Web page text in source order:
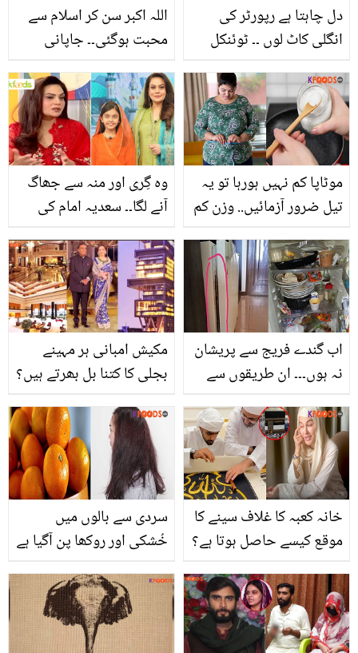
اللہ اکبر سن کر اسلام سے
محبت ہوگئی۔۔ جاپانی
طرح صحتیاب ہوا اور
کیسے اسلام قبول کیا؟
خوبصورت واقعہ
دل چاہتا ہے رپورٹر کی
انگلی کاٹ لوں ۔۔ ٹوئنکل
سوال سے پریشان آگئی
ہیں؟
وہ گِری اور منہ سے جھاگ
آنے لگا۔۔ سعدیہ امام کی
کے لیے خطرناک بیماری کی
وجہ بنی؟
موٹاپا کم نہیں ہورہا تو یہ
تیل ضرور آزمائیں.. وزن کم
کس چیز کا ہے؟ جانیں
مکیش امبانی ہر مہینے
بجلی کا کتنا بل بھرتے ہیں؟
اب گندے فریج سے پریشان
نہ ہوں۔۔۔ ان طریقوں سے
فریج صاف کریں
سردی سے بالوں میں
خُشکی اور روکھا پن آگیا ہے
ملائم بناتا ہے؟ گھر بیٹھے
اپنے بالوں کو ملائم بنانے کا
آسان طریقہ ویڈیو میں
خانہ کعبہ کا غلاف سینے کا
موقع کیسے حاصل ہوتا ہے؟
مسلمان کو لازمی پتہ ہونی
چاہئیں